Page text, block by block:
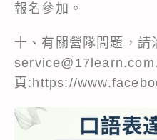
報名參加。
十、有關營隊問題，請
頁:https://